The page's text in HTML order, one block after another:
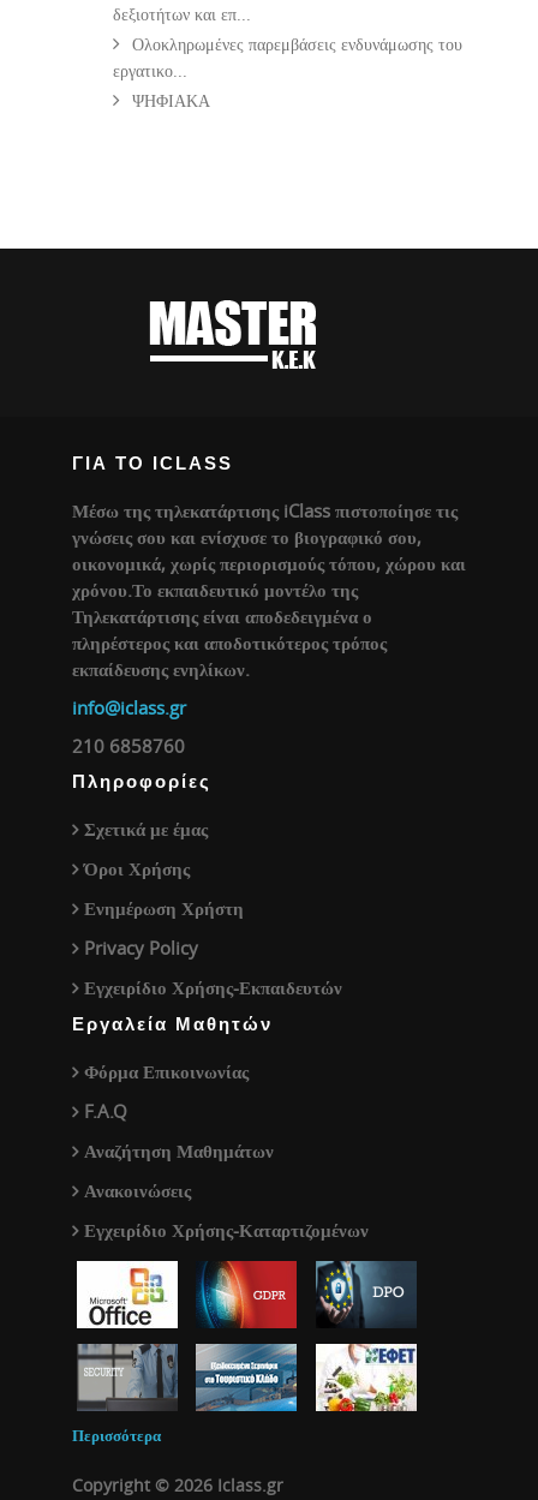
δεξιοτήτων και επ...
Ολοκληρωμένες παρεμβάσεις ενδυνάμωσης του
εργατικο...
ΨΗΦΙΑΚΑ
ΓΙΑ ΤΟ ICLASS
Μέσω της τηλεκατάρτισης iClass πιστοποίησε τις
γνώσεις σου και ενίσχυσε το βιογραφικό σου,
οικονομικά, χωρίς περιορισμούς τόπου, χώρου και
χρόνου.Το εκπαιδευτικό μοντέλο της
Τηλεκατάρτισης είναι αποδεδειγμένα ο
πληρέστερος και αποδοτικότερος τρόπος
εκπαίδευσης ενηλίκων.
info@iclass.gr
210 6858760
Πληροφορίες
Σχετικά με έμας
Όροι Χρήσης
Ενημέρωση Χρήστη
Privacy Policy
Εγχειρίδιο Χρήσης-Εκπαιδευτών
Εργαλεία Μαθητών
Φόρμα Επικοινωνίας
F.A.Q
Αναζήτηση Μαθημάτων
Ανακοινώσεις
Εγχειρίδιο Χρήσης-Καταρτιζομένων
Περισσότερα
Copyright © 2026 Iclass.gr